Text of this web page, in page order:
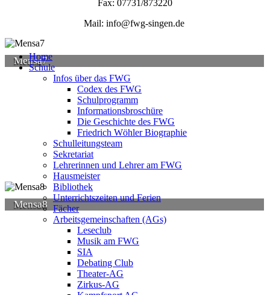
Mensa7
Mensa8
Fax: 07731/873220
Mail: info@fwg-singen.de
Home
Schule
Infos über das FWG
Codex des FWG
Schulprogramm
Informationsbroschüre
Die Geschichte des FWG
Friedrich Wöhler Biographie
Schulleitungsteam
Sekretariat
Lehrerinnen und Lehrer am FWG
Hausmeister
Bibliothek
Unterrichtszeiten und Ferien
Fächer
Arbeitsgemeinschaften (AGs)
Leseclub
Musik am FWG
SIA
Debating Club
Theater-AG
Zirkus-AG